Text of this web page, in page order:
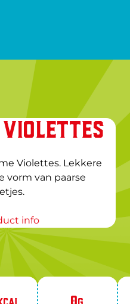
Violettes. Lekkere
vorm van paarse
info